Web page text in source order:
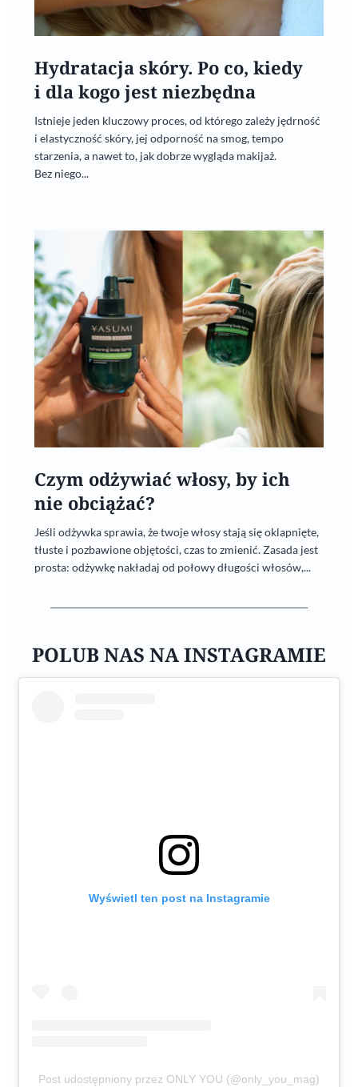
Hydratacja skóry. Po co, kiedy
i dla kogo jest niezbędna
Istnieje jeden kluczowy proces, od którego zależy jędrność
i elastyczność skóry, jej odporność na smog, tempo
starzenia, a nawet to, jak dobrze wygląda makijaż.
Bez niego...
Czym odżywiać włosy, by ich
nie obciążać?
Jeśli odżywka sprawia, że twoje włosy stają się oklapnięte,
tłuste i pozbawione objętości, czas to zmienić. Zasada jest
prosta: odżywkę nakładaj od połowy długości włosów,...
POLUB NAS NA INSTAGRAMIE
Wyświetl ten post na Instagramie
Post udostępniony przez ONLY YOU (@only_you_mag)